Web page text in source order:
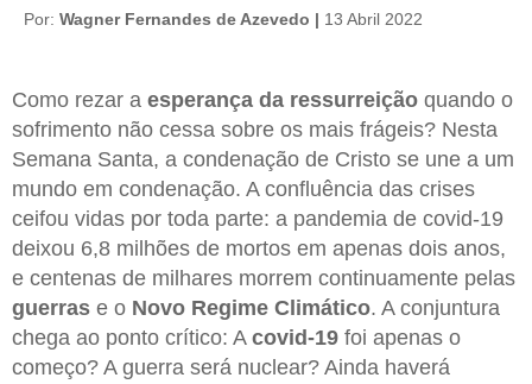
Por: Wagner Fernandes de Azevedo | 13 Abril 2022
Como rezar a esperança da ressurreição quando o
sofrimento não cessa sobre os mais frágeis? Nesta
Semana Santa, a condenação de Cristo se une a um
mundo em condenação. A confluência das crises
ceifou vidas por toda parte: a pandemia de covid-19
deixou 6,8 milhões de mortos em apenas dois anos,
e centenas de milhares morrem continuamente pelas
guerras e o Novo Regime Climático. A conjuntura
chega ao ponto crítico: A covid-19 foi apenas o
começo? A guerra será nuclear? Ainda haverá